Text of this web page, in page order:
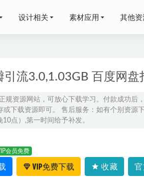
设计相关 素材应用 其他资
引流3.0,1.03GB 百度网
规资源网站，可放心下载学习。付款成功后
或下载资源即可。 售后服务：如有个别资源
10点）,第一时间给予补发。
会员免费
VIP免费下载 收藏
盘打包下载 2023-05-08
课教程
轮复习乔凯高三物理视频教程寒假班
班课程 2023-07-07